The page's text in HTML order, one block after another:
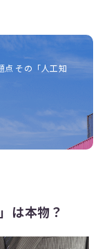
点 その「人工知
は本物？